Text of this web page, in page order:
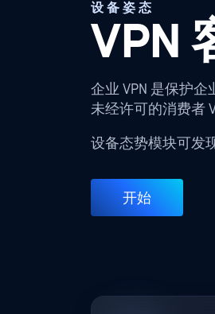
设备姿态
VPN
企业 VPN 是保护
未经许可的消费者
设备态势模块可发
开始